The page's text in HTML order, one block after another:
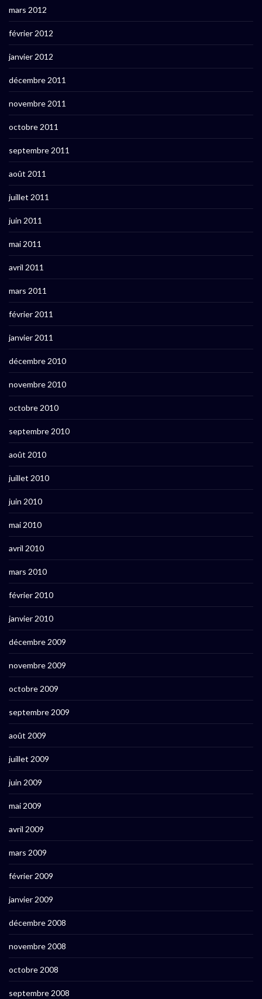
mars 2012
février 2012
janvier 2012
décembre 2011
novembre 2011
octobre 2011
septembre 2011
août 2011
juillet 2011
juin 2011
mai 2011
avril 2011
mars 2011
février 2011
janvier 2011
décembre 2010
novembre 2010
octobre 2010
septembre 2010
août 2010
juillet 2010
juin 2010
mai 2010
avril 2010
mars 2010
février 2010
janvier 2010
décembre 2009
novembre 2009
octobre 2009
septembre 2009
août 2009
juillet 2009
juin 2009
mai 2009
avril 2009
mars 2009
février 2009
janvier 2009
décembre 2008
novembre 2008
octobre 2008
septembre 2008